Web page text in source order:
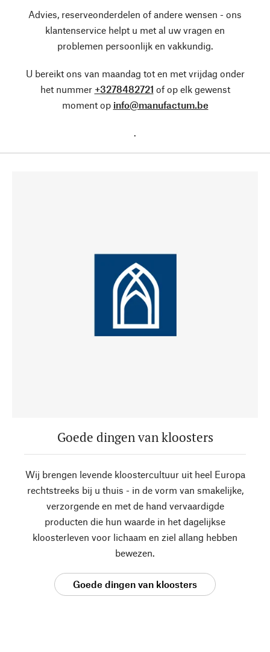
Advies, reserveonderdelen of andere wensen - ons
klantenservice helpt u met al uw vragen en
problemen persoonlijk en vakkundig.
U bereikt ons van maandag tot en met vrijdag onder
het nummer +3278482721 of op elk gewenst
moment op info@manufactum.be
.
Goede dingen van kloosters
Wij brengen levende kloostercultuur uit heel Europa
rechtstreeks bij u thuis - in de vorm van smakelijke,
verzorgende en met de hand vervaardigde
producten die hun waarde in het dagelijkse
kloosterleven voor lichaam en ziel allang hebben
bewezen.
Goede dingen van kloosters